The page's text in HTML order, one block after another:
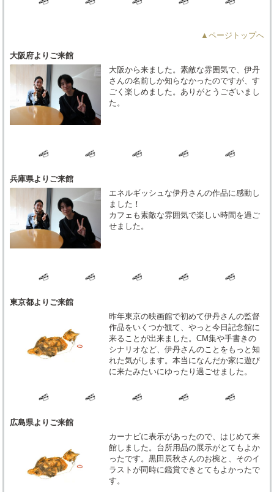
▲ページトップへ
大阪府よりご来館
大阪から来ました。素敵な雰囲気で、伊丹
さんの名前しか知らなかったのですが、す
ごく楽しめました。ありがとうございまし
た。
兵庫県よりご来館
エネルギッシュな伊丹さんの作品に感動し
ました！
カフェも素敵な雰囲気で楽しい時間を過ご
せました。
東京都よりご来館
昨年東京の映画館で初めて伊丹さんの監督
作品をいくつか観て、やっと今日記念館に
来ることが出来ました。CM集や手書きの
シナリオなど、伊丹さんのことをもっと知
れた気がします。本当になんだか家に遊び
に来たみたいにゆったり過ごせました。
広島県よりご来館
カーナビに表示があったので、はじめて来
館しました。台所用品の展示がとてもよか
ったです。黒田辰秋さんのお椀と、そのイ
ラストが同時に鑑賞できとてもよかったで
す。